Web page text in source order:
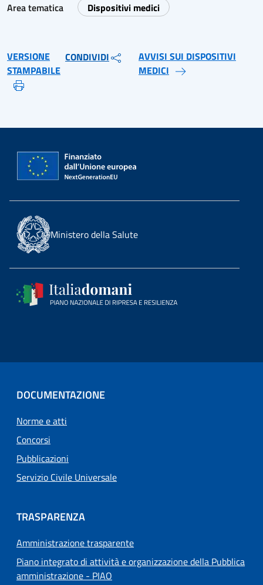
Area tematica Dispositivi medici
VERSIONE
STAMPABILE
CONDIVIDI
AVVISI SUI DISPOSITIVI
MEDICI
Ministero della Salute
DOCUMENTAZIONE
Norme e atti
Concorsi
Pubblicazioni
Servizio Civile Universale
TRASPARENZA
Amministrazione trasparente
Piano integrato di attività e organizzazione della Pubblica
amministrazione - PIAO